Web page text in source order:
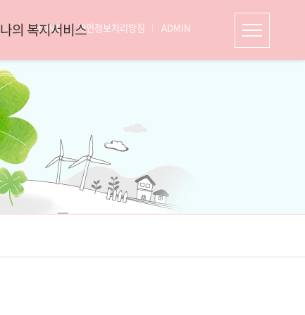
HOME 개인정보처리방침 ADMIN
나의 복지서비스